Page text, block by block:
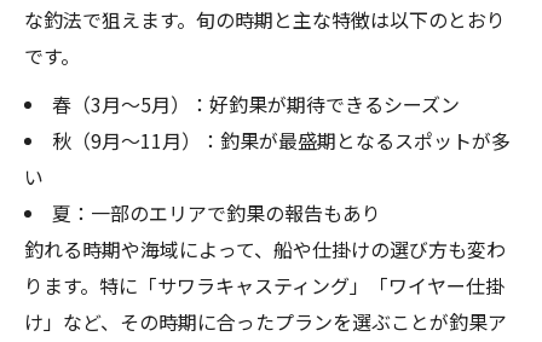
な釣法で狙えます。旬の時期と主な特徴は以下のとおり
です。
春（3月〜5月）：好釣果が期待できるシーズン
秋（9月〜11月）：釣果が最盛期となるスポットが多
い
夏：一部のエリアで釣果の報告もあり
釣れる時期や海域によって、船や仕掛けの選び方も変わ
ります。特に「サワラキャスティング」「ワイヤー仕掛
け」など、その時期に合ったプランを選ぶことが釣果ア